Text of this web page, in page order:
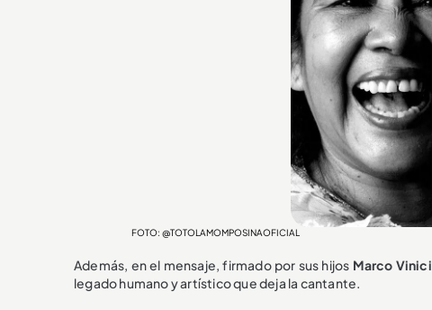
FOTO: @TOTOLAMOMPOSINAOFICIAL
Además, en el mensaje, firmado por sus hijos Marco
legado humano y artístico que deja la cantante.